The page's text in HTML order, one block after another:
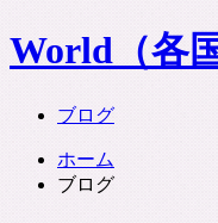
World（各
ブログ
ホーム
ブログ